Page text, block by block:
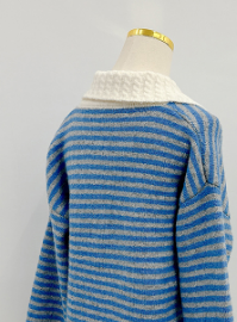
tuntutan harga jual/beli
2. Berdasarkan tujuan kontrak
"Pembayaran Ansuran Gogo",
anda (termasuk nama, telefon
pengumpulan, pemprosesan
semakan dan pembetulan
Taiwan Mobile.
3. Sila baca syarat
pautan berikut: https://oppay.tw/